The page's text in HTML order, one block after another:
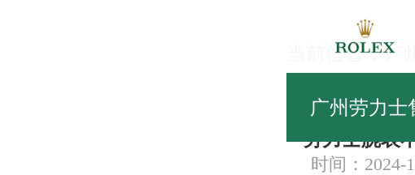
广州劳力
当前位置：广
常见问题
劳力士腕表
时间：2024-